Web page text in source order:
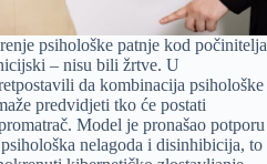
psihološke patnje kod počinitelja
– nisu bili žrtve. U
da kombinacija psihološke
predvidjeti tko će postati
Model je pronašao potporu
nelagoda i disinhibicija, to